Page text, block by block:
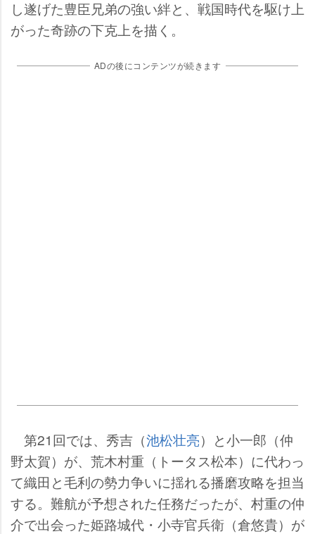
し遂げた豊臣兄弟の強い絆と、戦国時代を駆け上
がった奇跡の下克上を描く。
ADの後にコンテンツが続きます
第21回では、秀吉（池松壮亮）と小一郎（仲
野太賀）が、荒木村重（トータス松本）に代わっ
て織田と毛利の勢力争いに揺れる播磨攻略を担当
する。難航が予想された任務だったが、村重の仲
介で出会った姫路城代・小寺官兵衛（倉悠貴）が